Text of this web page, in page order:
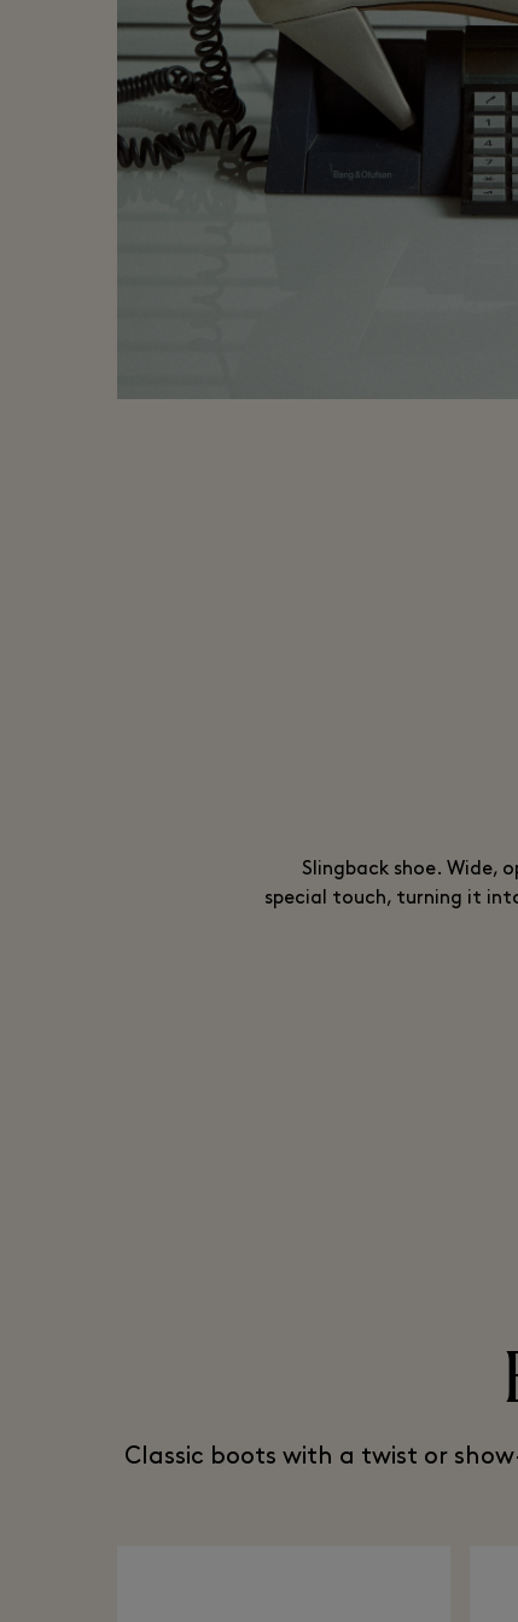
Slingback shoe. Wide,
special touch, turning it
Classic boots with a twist or